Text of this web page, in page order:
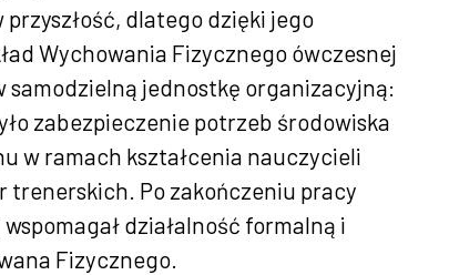
przyszłość, dlatego dzięki jego
Wychowania Fizycznego ówczesnej
samodzielną jednostkę organizacyjną:
zabezpieczenie potrzeb środowiska
w ramach kształcenia nauczycieli
Po zakończeniu pracy
działalność formalną i
Fizycznego.